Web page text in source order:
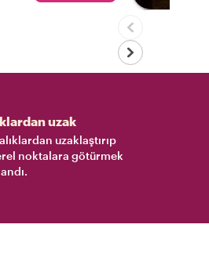
uzak
uzaklaştırıp
noktalara götürmek